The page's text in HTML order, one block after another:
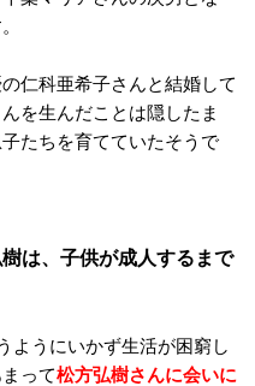
仁科亜希子さんと結婚して
を生んだことは隠したま
たちを育てていたそうで
は、子供が成人するまで
ようにいかず生活が困窮し
って松方弘樹さんに会いに